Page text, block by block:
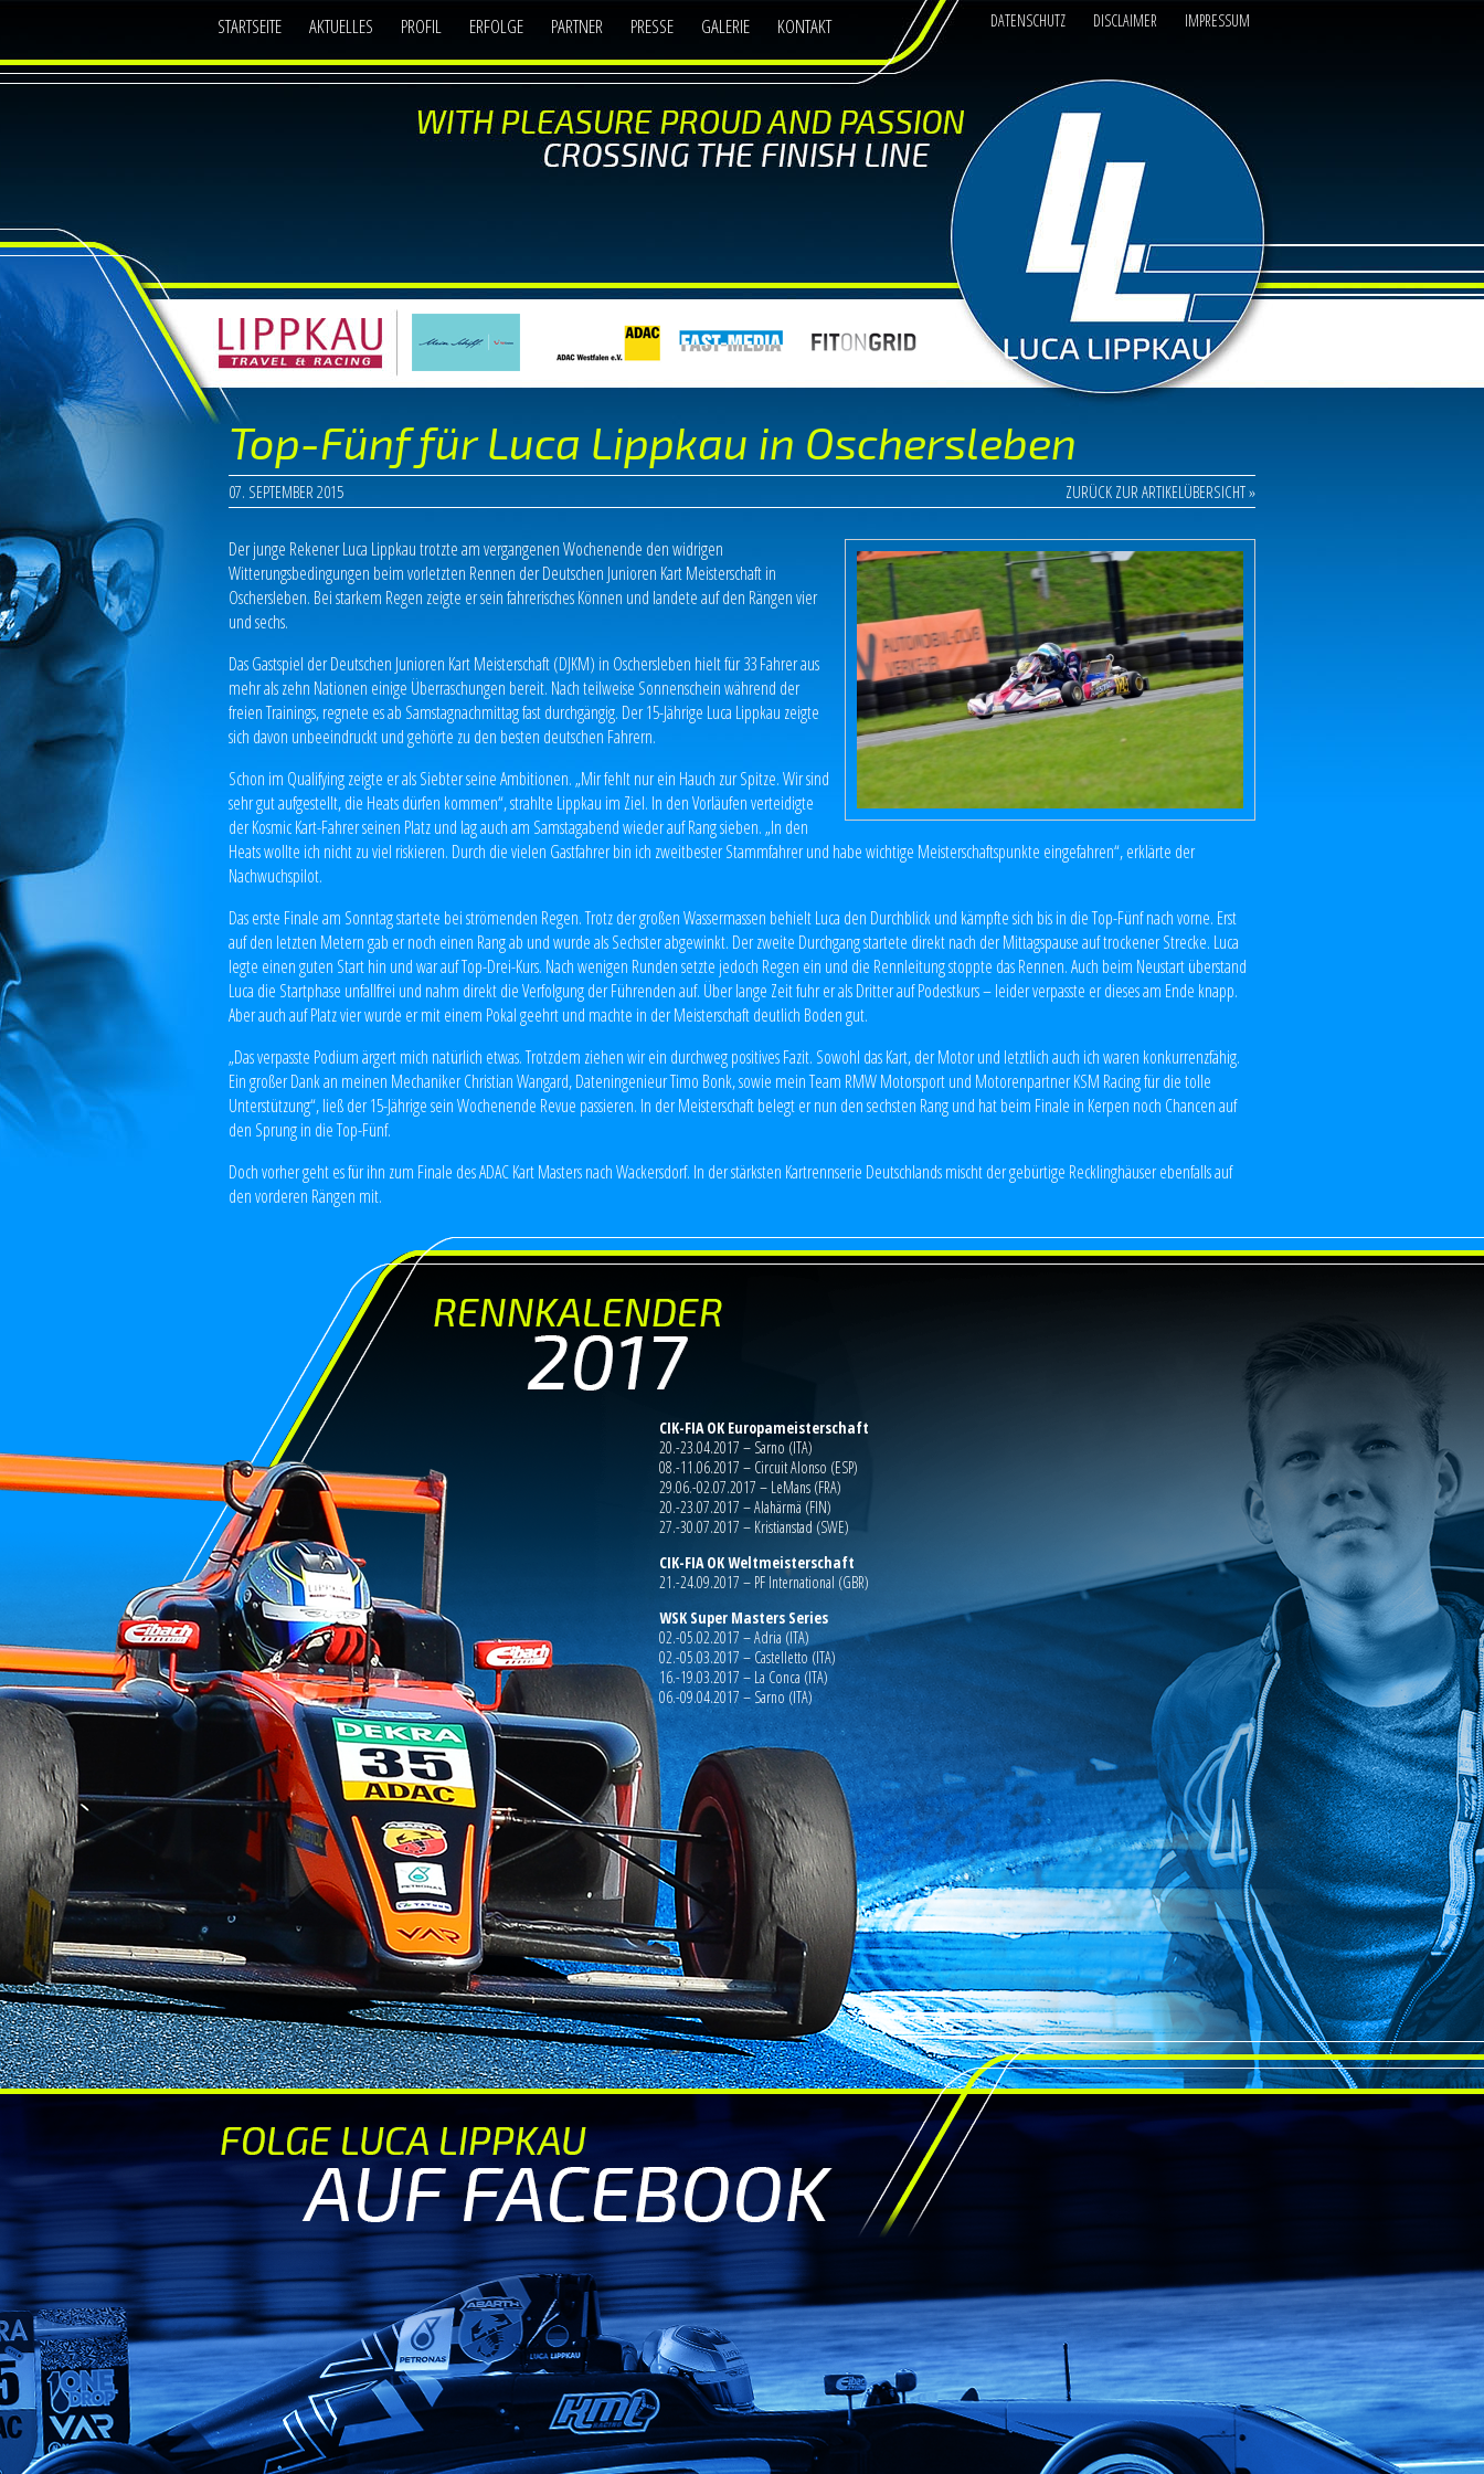
DATENSCHUTZ DISCLAIMER IMPRESSUM
STARTSEITE AKTUELLES PROFIL ERFOLGE PARTNER PRESSE GALERIE KONTAKT
Top-Fünf für Luca Lippkau in Oschersleben
07. SEPTEMBER 2015 ZURÜCK ZUR ARTIKELÜBERSICHT »
Der junge Rekener Luca Lippkau trotzte am vergangenen Wochenende den widrigen
Witterungsbedingungen beim vorletzten Rennen der Deutschen Junioren Kart Meisterschaft in
Oschersleben. Bei starkem Regen zeigte er sein fahrerisches Können und landete auf den Rängen vier
und sechs.
Das Gastspiel der Deutschen Junioren Kart Meisterschaft (DJKM) in Oschersleben hielt für 33 Fahrer aus
mehr als zehn Nationen einige Überraschungen bereit. Nach teilweise Sonnenschein während der
freien Trainings, regnete es ab Samstagnachmittag fast durchgängig. Der 15-Jährige Luca Lippkau zeigte
sich davon unbeeindruckt und gehörte zu den besten deutschen Fahrern.
Schon im Qualifying zeigte er als Siebter seine Ambitionen. „Mir fehlt nur ein Hauch zur Spitze. Wir sind
sehr gut aufgestellt, die Heats dürfen kommen“, strahlte Lippkau im Ziel. In den Vorläufen verteidigte
der Kosmic Kart-Fahrer seinen Platz und lag auch am Samstagabend wieder auf Rang sieben. „In den
Heats wollte ich nicht zu viel riskieren. Durch die vielen Gastfahrer bin ich zweitbester Stammfahrer und habe wichtige Meisterschaftspunkte eingefahren“, erklärte der
Nachwuchspilot.
Das erste Finale am Sonntag startete bei strömenden Regen. Trotz der großen Wassermassen behielt Luca den Durchblick und kämpfte sich bis in die Top-Fünf nach vorne. Erst
auf den letzten Metern gab er noch einen Rang ab und wurde als Sechster abgewinkt. Der zweite Durchgang startete direkt nach der Mittagspause auf trockener Strecke. Luca
legte einen guten Start hin und war auf Top-Drei-Kurs. Nach wenigen Runden setzte jedoch Regen ein und die Rennleitung stoppte das Rennen. Auch beim Neustart überstand
Luca die Startphase unfallfrei und nahm direkt die Verfolgung der Führenden auf. Über lange Zeit fuhr er als Dritter auf Podestkurs – leider verpasste er dieses am Ende knapp.
Aber auch auf Platz vier wurde er mit einem Pokal geehrt und machte in der Meisterschaft deutlich Boden gut.
„Das verpasste Podium ärgert mich natürlich etwas. Trotzdem ziehen wir ein durchweg positives Fazit. Sowohl das Kart, der Motor und letztlich auch ich waren konkurrenzfähig.
Ein großer Dank an meinen Mechaniker Christian Wangard, Dateningenieur Timo Bonk, sowie mein Team RMW Motorsport und Motorenpartner KSM Racing für die tolle
Unterstützung“, ließ der 15-Jährige sein Wochenende Revue passieren. In der Meisterschaft belegt er nun den sechsten Rang und hat beim Finale in Kerpen noch Chancen auf
den Sprung in die Top-Fünf.
Doch vorher geht es für ihn zum Finale des ADAC Kart Masters nach Wackersdorf. In der stärksten Kartrennserie Deutschlands mischt der gebürtige Recklinghäuser ebenfalls auf
den vorderen Rängen mit.
CIK-FIA OK Europameisterschaft
20.-23.04.2017 – Sarno (ITA)
08.-11.06.2017 – Circuit Alonso (ESP)
29.06.-02.07.2017 – LeMans (FRA)
20.-23.07.2017 – Alahärmä (FIN)
27.-30.07.2017 – Kristianstad (SWE)
CIK-FIA OK Weltmeisterschaft
21.-24.09.2017 – PF International (GBR)
WSK Super Masters Series
02.-05.02.2017 – Adria (ITA)
02.-05.03.2017 – Castelletto (ITA)
16.-19.03.2017 – La Conca (ITA)
06.-09.04.2017 – Sarno (ITA)